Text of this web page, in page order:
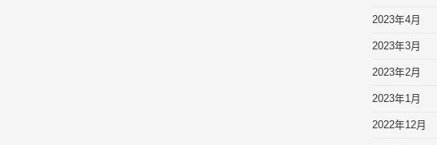
2023年4月
2023年3月
2023年2月
2023年1月
2022年12月